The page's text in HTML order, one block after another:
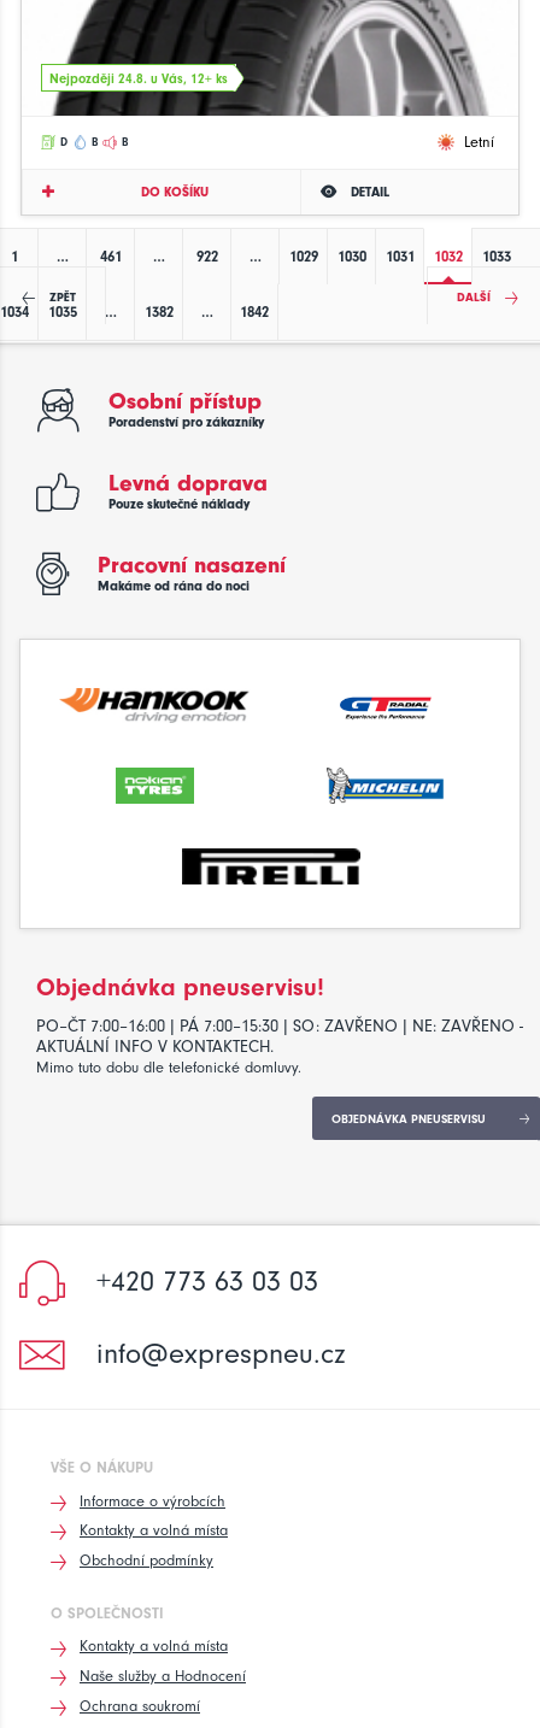
Nejpozději 24.8. u Vás, 12+ ks
D B B Letní
DO KOŠÍKU DETAIL
ZPĚT
1 … 461 … 922 … 1029 1030 1031 1032 1033
1034 1035 … 1382 … 1842
DALŠÍ
Osobní přístup
Poradenství pro zákazníky
Levná doprava
Pouze skutečné náklady
Pracovní nasazení
Makáme od rána do noci
Objednávka pneuservisu!
PO–ČT 7:00–16:00 | PÁ 7:00–15:30 | SO: ZAVŘENO | NE: ZAVŘENO -
AKTUÁLNÍ INFO V KONTAKTECH.
Mimo tuto dobu dle telefonické domluvy.
OBJEDNÁVKA PNEUSERVISU
+420 773 63 03 03
info@exprespneu.cz
VŠE O NÁKUPU
Informace o výrobcích
Kontakty a volná místa
Obchodní podmínky
O SPOLEČNOSTI
Kontakty a volná místa
Naše služby a Hodnocení
Ochrana soukromí